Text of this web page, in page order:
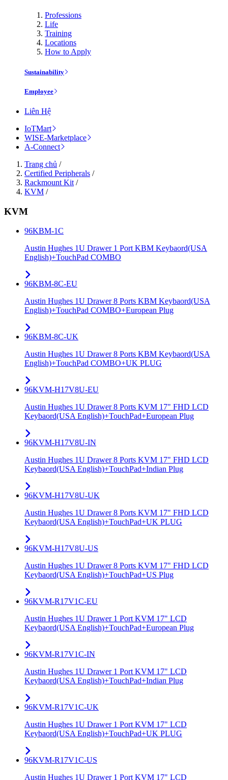
Professions
Life
Training
Locations
How to Apply
Sustainability
Employee
Liên Hệ
IoTMart
WISE-Marketplace
A-Connect
Trang chủ /
Certified Peripherals /
Rackmount Kit /
KVM /
KVM
96KBM-1C
Austin Hughes 1U Drawer 1 Port KBM Keybaord(USA
English)+TouchPad COMBO
96KBM-8C-EU
Austin Hughes 1U Drawer 8 Ports KBM Keybaord(USA
English)+TouchPad COMBO+European Plug
96KBM-8C-UK
Austin Hughes 1U Drawer 8 Ports KBM Keybaord(USA
English)+TouchPad COMBO+UK PLUG
96KVM-H17V8U-EU
Austin Hughes 1U Drawer 8 Ports KVM 17" FHD LCD
Keybaord(USA English)+TouchPad+European Plug
96KVM-H17V8U-IN
Austin Hughes 1U Drawer 8 Ports KVM 17" FHD LCD
Keybaord(USA English)+TouchPad+Indian Plug
96KVM-H17V8U-UK
Austin Hughes 1U Drawer 8 Ports KVM 17" FHD LCD
Keybaord(USA English)+TouchPad+UK PLUG
96KVM-H17V8U-US
Austin Hughes 1U Drawer 8 Ports KVM 17" FHD LCD
Keybaord(USA English)+TouchPad+US Plug
96KVM-R17V1C-EU
Austin Hughes 1U Drawer 1 Port KVM 17" LCD
Keybaord(USA English)+TouchPad+European Plug
96KVM-R17V1C-IN
Austin Hughes 1U Drawer 1 Port KVM 17" LCD
Keybaord(USA English)+TouchPad+Indian Plug
96KVM-R17V1C-UK
Austin Hughes 1U Drawer 1 Port KVM 17" LCD
Keybaord(USA English)+TouchPad+UK PLUG
96KVM-R17V1C-US
Austin Hughes 1U Drawer 1 Port KVM 17" LCD